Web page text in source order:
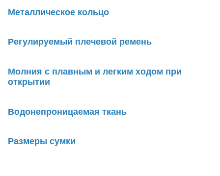
Металлическое кольцо
Регулируемый плечевой ремень
Молния с плавным и легким ходом при
открытии
Водонепроницаемая ткань
Размеры сумки